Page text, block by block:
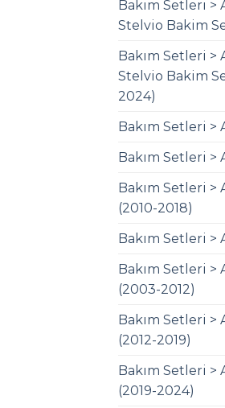
Bakım Setleri >
Stelvio Bakim
Bakım Setleri >
Stelvio Bakim
2024)
Bakım Setleri >
Bakım Setleri >
Bakım Setleri >
(2010-2018)
Bakım Setleri >
Bakım Setleri >
(2003-2012)
Bakım Setleri >
(2012-2019)
Bakım Setleri >
(2019-2024)